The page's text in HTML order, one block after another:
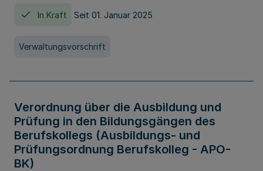
In Kraft Seit 01. Januar 2025
Verwaltungsvorschrift
Verordnung über die Ausbildung und
Prüfung in den Bildungsgängen des
Berufskollegs (Ausbildungs- und
Prüfungsordnung Berufskolleg - APO-
BK)